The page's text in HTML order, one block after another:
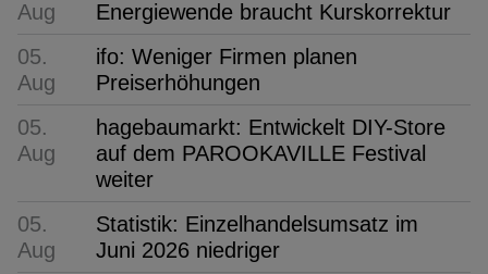
Aug
Energiewende braucht Kurskorrektur
05.
Aug
ifo: Weniger Firmen planen
Preiserhöhungen
05.
Aug
hagebaumarkt: Entwickelt DIY-Store
auf dem PAROOKAVILLE Festival
weiter
05.
Aug
Statistik: Einzelhandelsumsatz im
Juni 2026 niedriger